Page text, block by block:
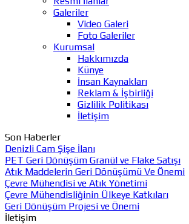
Galeriler
Video Galeri
Foto Galeriler
Kurumsal
Hakkımızda
Künye
İnsan Kaynakları
Reklam & İşbirliği
Gizlilik Politikası
İletişim
Son Haberler
Denizli Cam Şişe İlanı
PET Geri Dönüşüm Granül ve Flake Satışı
Atık Maddelerin Geri Dönüşümü Ve Önemi
Çevre Mühendisi ve Atık Yönetimi
Çevre Mühendisliğinin Ülkeye Katkıları
Geri Dönüşüm Projesi ve Önemi
İletişim